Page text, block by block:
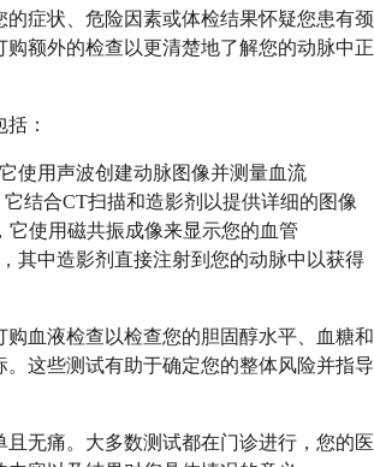
的症状、危险因素或体检结果怀疑您患有颈
购额外的检查以更清楚地了解您的动脉中正
：
使用声波创建动脉图像并测量血流
结合CT扫描和造影剂以提供详细的图像
它使用磁共振成像来显示您的血管
其中造影剂直接注射到您的动脉中以获得
购血液检查以检查您的胆固醇水平、血糖和
。这些测试有助于确定您的整体风险并指导
且无痛。大多数测试都在门诊进行，您的医